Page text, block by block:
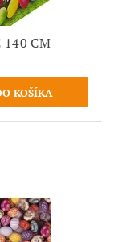
140 CM -